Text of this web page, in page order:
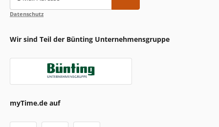
Datenschutz
Wir sind Teil der Bünting Unternehmensgruppe
myTime.de auf